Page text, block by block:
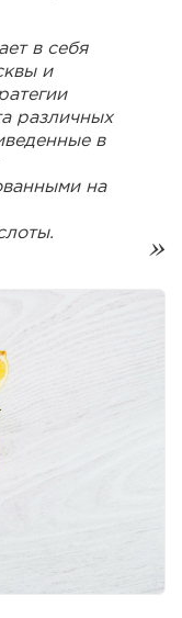
в себя
и
различных
в
на